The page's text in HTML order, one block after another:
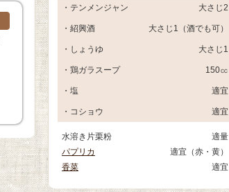
・テンメンジャン 大さじ2
・紹興酒 大さじ1（酒でも可）
・しょうゆ 大さじ1
・鶏ガラスープ 150㏄
・塩 適宜
・コショウ 適宜
水溶き片栗粉
適量
パプリカ
適宜（赤・黄）
香菜
適宜